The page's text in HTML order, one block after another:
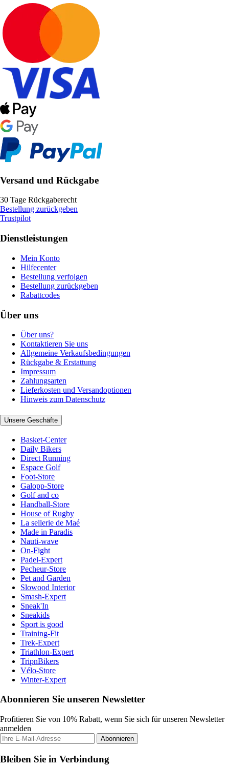
Versand und Rückgabe
30 Tage Rückgaberecht
Bestellung zurückgeben
Trustpilot
Dienstleistungen
Mein Konto
Hilfecenter
Bestellung verfolgen
Bestellung zurückgeben
Rabattcodes
Über uns
Über uns?
Kontaktieren Sie uns
Allgemeine Verkaufsbedingungen
Rückgabe & Erstattung
Impressum
Zahlungsarten
Lieferkosten und Versandoptionen
Hinweis zum Datenschutz
Unsere Geschäfte
Basket-Center
Daily Bikers
Direct Running
Espace Golf
Foot-Store
Galopp-Store
Golf and co
Handball-Store
House of Rugby
La sellerie de Maé
Made in Paradis
Nauti-wave
On-Fight
Padel-Expert
Pecheur-Store
Pet and Garden
Slowood Interior
Smash-Expert
Sneak'In
Sneakids
Sport is good
Training-Fit
Trek-Expert
Triathlon-Expert
TripnBikers
Vélo-Store
Winter-Expert
Abonnieren Sie unseren Newsletter
Profitieren Sie von 10% Rabatt, wenn Sie sich für unseren Newsletter
anmelden
Abonnieren
Bleiben Sie in Verbindung